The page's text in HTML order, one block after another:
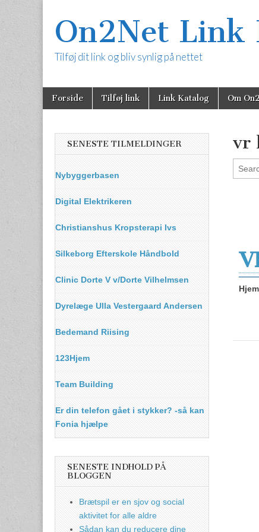
On2Net Link
Tilføj dit link og bliv synlig på nettet
Main
menu
Skip
Forside Tilføj link Link Katalog Om
vr
SENESTE TILMELDINGER
Nybyggerbasen
Digital Elektrikeren
Christianshus Kropsterapi Ivs
Silkeborg Efterskole Håndbold
Clinic Dorte V v/Dorte Vilhelmsen
Dyrelæge Ulla Vestergaard Andersen
Bedemand Riising
123Hjem
Team Building
Er din telefon gået i stykker? -så kan
Fonia hjælpe
SENESTE INDHOLD PÅ
BLOGGEN
Brætspil er en sjov og social
aktivitet for alle aldre
Sådan kan du reducere dine